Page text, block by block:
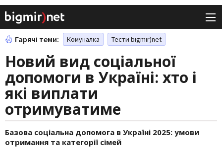
Гарячі теми: Комуналка Тести bigmir)net
Новий вид соціальної
допомоги в Україні: хто і
які виплати
отримуватиме
Базова соціальна допомога в Україні 2025: умови
отримання та категорії сімей